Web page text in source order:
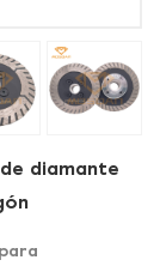
diamante